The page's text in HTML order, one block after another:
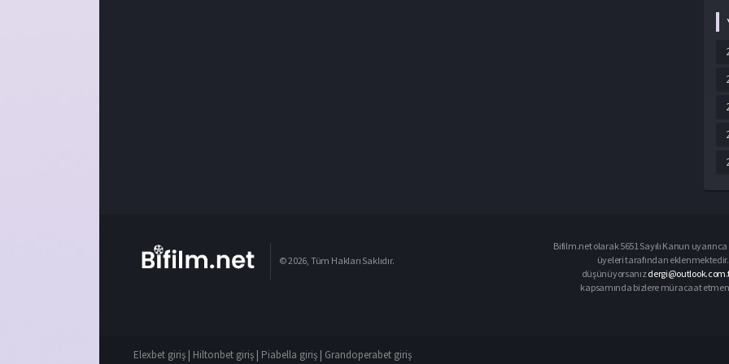
© 2026, Tüm Hakları Saklıdır.
Bifilm.net olarak 5651 Sayılı Kanun
üyeleri tarafından
düşünüyorsanız
kapsamında bizlere müracaat
Elexbet giriş | Hiltonbet giriş | Piabella giriş | Grandoperabet giriş